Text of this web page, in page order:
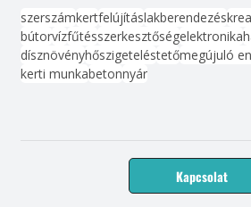
szerszámkertfelújításlakberendezés
bútorvízfűtésszerkesztőségelektronika
dísznövényhőszigeteléstetőmegújuló
kerti munkabetonnyár
Kapcsolat